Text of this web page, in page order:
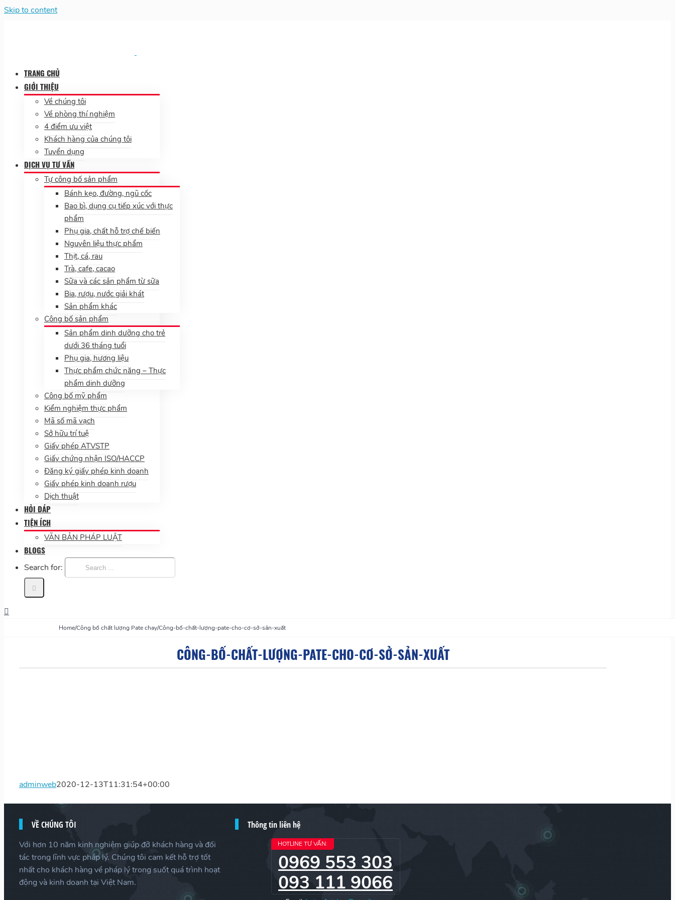
Skip to content
TRANG CHỦ
GIỚI THIỆU
Về chúng tôi
Về phòng thí nghiệm
4 điểm ưu việt
Khách hàng của chúng tôi
Tuyển dụng
DỊCH VỤ TƯ VẤN
Tự công bố sản phẩm
Bánh kẹo, đường, ngũ cốc
Bao bì, dụng cụ tiếp xúc với thực
phẩm
Phụ gia, chất hỗ trợ chế biến
Nguyên liệu thực phẩm
Thịt, cá, rau
Trà, cafe, cacao
Sữa và các sản phẩm từ sữa
Bia, rượu, nước giải khát
Sản phẩm khác
Công bố sản phẩm
Sản phẩm dinh dưỡng cho trẻ
dưới 36 tháng tuổi
Phụ gia, hương liệu
Thực phẩm chức năng – Thực
phẩm dinh dưỡng
Công bố mỹ phẩm
Kiểm nghiệm thực phẩm
Mã số mã vạch
Sở hữu trí tuệ
Giấy phép ATVSTP
Giấy chứng nhận ISO/HACCP
Đăng ký giấy phép kinh doanh
Giấy phép kinh doanh rượu
Dịch thuật
HỎI ĐÁP
TIỆN ÍCH
VĂN BẢN PHÁP LUẬT
BLOGS
Search for:
Home/Công bố chất lượng Pate chay/Công-bố-chất-lượng-pate-cho-cơ-sở-sản-xuất
CÔNG-BỐ-CHẤT-LƯỢNG-PATE-CHO-CƠ-SỞ-SẢN-XUẤT
adminweb2020-12-13T11:31:54+00:00
VỀ CHÚNG TÔI
Với hơn 10 năm kinh nghiệm giúp đỡ khách hàng và đối
tác trong lĩnh vực pháp lý. Chúng tôi cam kết hỗ trợ tốt
nhất cho khách hàng về pháp lý trong suốt quá trình hoạt
động và kinh doanh tại Việt Nam.
Thông tin liên hệ
HOTLINE TƯ VẤN:
0969 553 303
093 111 9066